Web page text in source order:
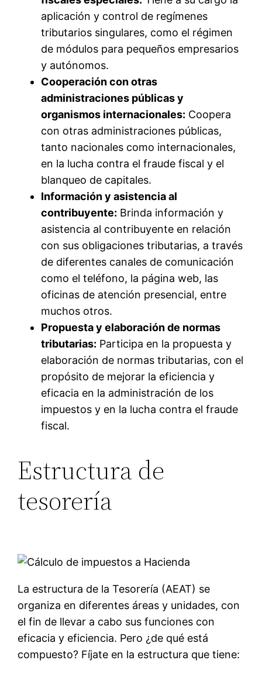
aplicación y control de regímenes
tributarios singulares, como el régimen
de módulos para pequeños empresarios
y autónomos.
Cooperación con otras
administraciones públicas y
organismos internacionales: Coopera
con otras administraciones públicas,
tanto nacionales como internacionales,
en la lucha contra el fraude fiscal y el
blanqueo de capitales.
Información y asistencia al
contribuyente: Brinda información y
asistencia al contribuyente en relación
con sus obligaciones tributarias, a través
de diferentes canales de comunicación
como el teléfono, la página web, las
oficinas de atención presencial, entre
muchos otros.
Propuesta y elaboración de normas
tributarias: Participa en la propuesta y
elaboración de normas tributarias, con el
propósito de mejorar la eficiencia y
eficacia en la administración de los
impuestos y en la lucha contra el fraude
fiscal.
Estructura de
tesorería
La estructura de la Tesorería (AEAT) se
organiza en diferentes áreas y unidades, con
el fin de llevar a cabo sus funciones con
eficacia y eficiencia. Pero ¿de qué está
compuesto? Fíjate en la estructura que tiene: